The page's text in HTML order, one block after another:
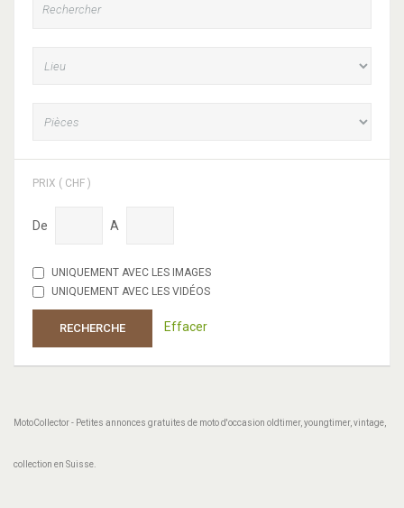
PRIX ( CHF )
De A
UNIQUEMENT AVEC LES IMAGES
UNIQUEMENT AVEC LES VIDÉOS
RECHERCHE Effacer
MotoCollector - Petites annonces gratuites de moto d'occasion oldtimer, youngtimer, vintage,
collection en Suisse.